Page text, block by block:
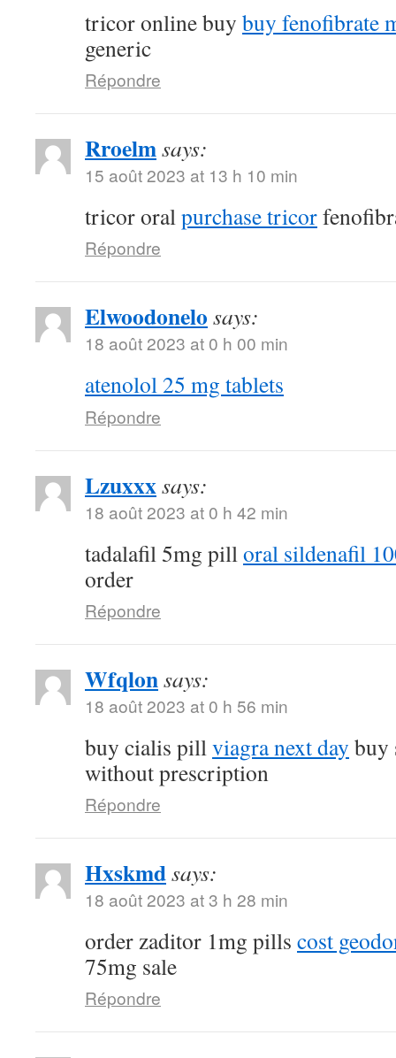
tricor online buy buy fenofibrate
generic
Répondre
Rroelmsays:
15 août 2023 at 13 h 10 min
tricor oralpurchase tricor
Répondre
Elwoodonelo says:
18 août 2023 at 0 h 00 min
atenolol 25 mg tablets
Répondre
Lzuxxxsays:
18 août 2023 at 0 h 42 min
tadalafil 5mg pilloral sildenafil
order
Répondre
Wfqlonsays:
18 août 2023 at 0 h 56 min
buy cialis pillviagra next day buy
without prescription
Répondre
Hxskmdsays:
18 août 2023 at 3 h 28 min
order zaditor 1mg pills cost
75mg sale
Répondre